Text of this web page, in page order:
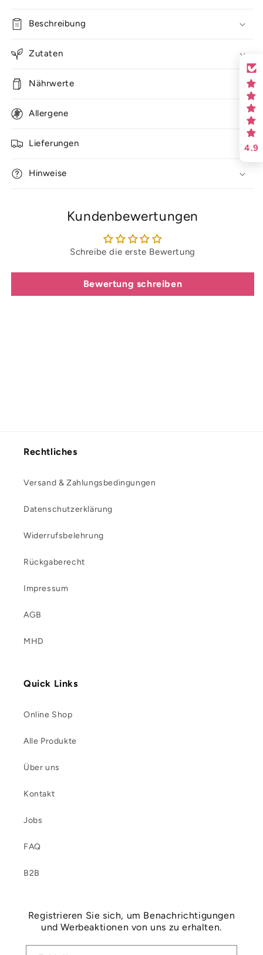
Beschreibung
Zutaten
Nährwerte
Allergene
Lieferungen
Hinweise
Kundenbewertungen
Schreibe die erste Bewertung
Bewertung schreiben
Rechtliches
Versand & Zahlungsbedingungen
Datenschutzerklärung
Widerrufsbelehrung
Rückgaberecht
Impressum
AGB
MHD
Quick Links
Online Shop
Alle Produkte
Über uns
Kontakt
Jobs
FAQ
B2B
Registrieren Sie sich, um Benachrichtigungen
und Werbeaktionen von uns zu erhalten.
4.9